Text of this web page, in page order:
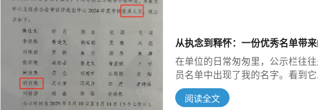
从执念到释怀：一份优秀名单带
在单位的日常匆匆里，公示栏往
员名单中出现了我的名字。看到它
阅读全文